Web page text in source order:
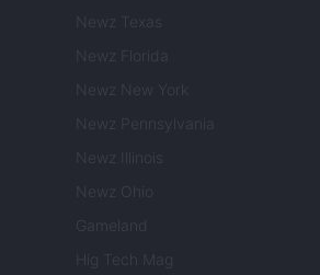
Newz Texas
Newz Florida
Newz New York
Newz Pennsylvania
Newz Illinois
Newz Ohio
Gameland
Hig Tech Mag